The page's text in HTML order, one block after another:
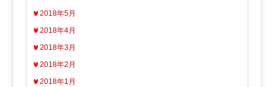
2018年5月
2018年4月
2018年3月
2018年2月
2018年1月